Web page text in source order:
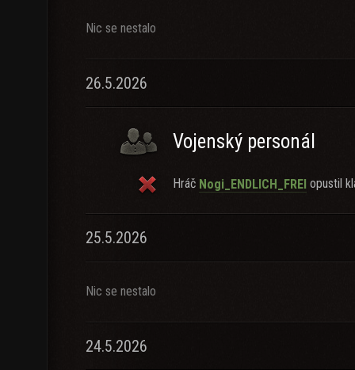
Nic se nestalo
26.5.2026
Vojenský personál
Hráč Nogi_ENDLICH_FREI opustil
25.5.2026
Nic se nestalo
24.5.2026